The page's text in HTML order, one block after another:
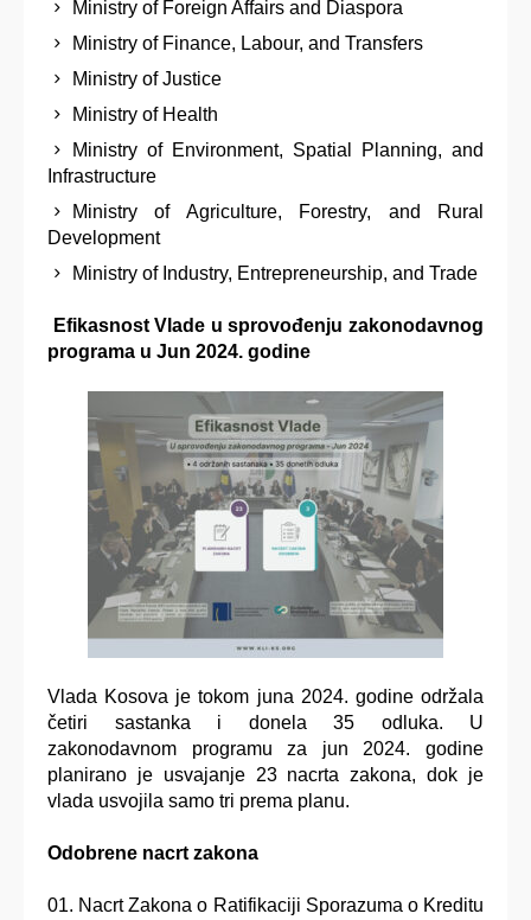
Ministry of Foreign Affairs and Diaspora
Ministry of Finance, Labour, and Transfers
Ministry of Justice
Ministry of Health
Ministry of Environment, Spatial Planning, and
Infrastructure
Ministry of Agriculture, Forestry, and Rural
Development
Ministry of Industry, Entrepreneurship, and Trade
Efikasnost Vlade u sprovođenju zakonodavnog
programa u Jun 2024. godine
Vlada Kosova je tokom juna 2024. godine održala
četiri sastanka i donela 35 odluka. U
zakonodavnom programu za jun 2024. godine
planirano je usvajanje 23 nacrta zakona, dok je
vlada usvojila samo tri prema planu.
Odobrene nacrt zakona
Nacrt Zakona o Ratifikaciji Sporazuma o Kreditu